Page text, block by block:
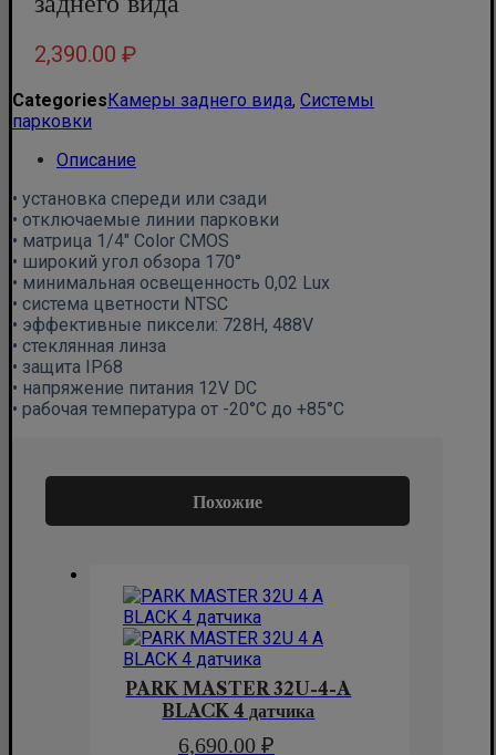
2,390.00 ₽
CategoriesКамеры заднего вида, Системы
парковки
Описание
• установка спереди или сзади
• отключаемые линии парковки
• матрица 1/4″ Color CMOS
• широкий угол обзора 170°
• минимальная освещенность 0,02 Lux
• система цветности NTSC
• эффективные пиксели: 728H, 488V
• стеклянная линза
• защита IP68
• напряжение питания 12V DC
• рабочая температура от -20°С до +85°С
Похожие
PARK MASTER 32U-4-A
BLACK 4 датчика
6,690.00 ₽